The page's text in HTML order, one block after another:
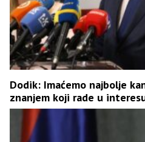
Dodik: Imaćemo najbolje
znanjem koji rade u